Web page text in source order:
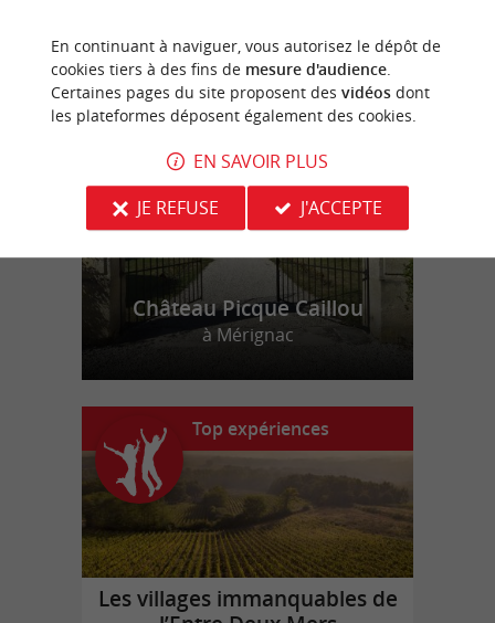
n
o
t
r
e
c
o
u
p
d
e
c
o
e
u
r
Château Picque Caillou
à Mérignac
Top expériences
Les villages immanquables de
En continuant à naviguer, vous autorisez le dépôt de
cookies tiers à des fins de mesure d'audience.
Certaines pages du site proposent des vidéosdont
les plateformes déposent également des cookies.
EN SAVOIR PLUS
JE REFUSE
J'ACCEPTE